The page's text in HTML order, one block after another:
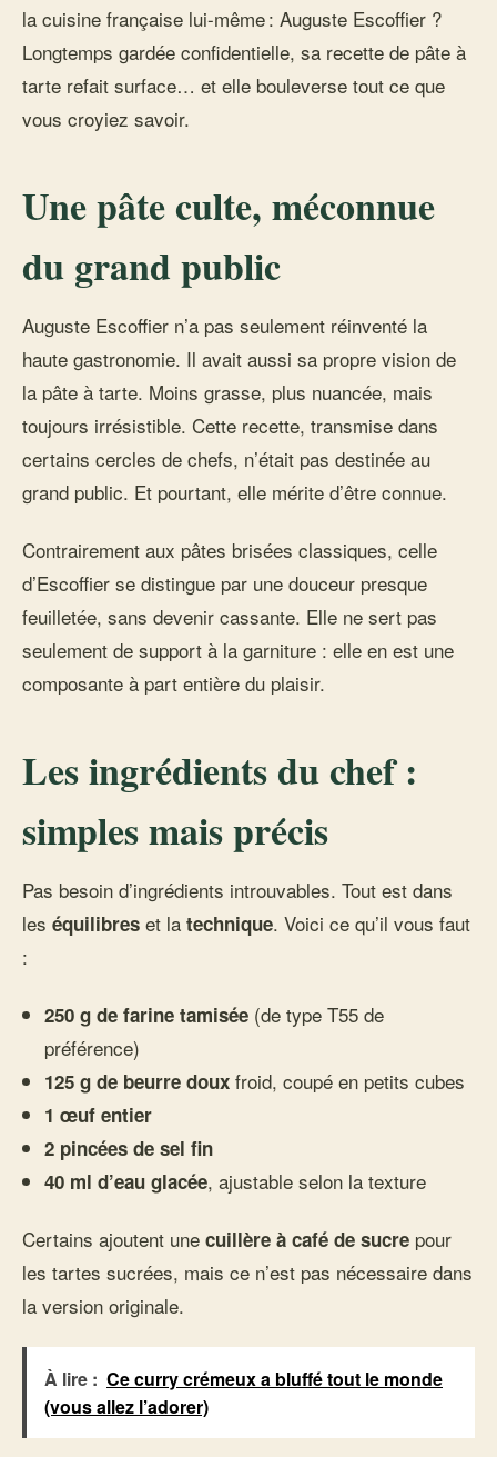
la cuisine française lui-même : Auguste Escoffier ?
Longtemps gardée confidentielle, sa recette de pâte à
tarte refait surface… et elle bouleverse tout ce que
vous croyiez savoir.
Une pâte culte, méconnue
du grand public
Auguste Escoffier n’a pas seulement réinventé la
haute gastronomie. Il avait aussi sa propre vision de
la pâte à tarte. Moins grasse, plus nuancée, mais
toujours irrésistible. Cette recette, transmise dans
certains cercles de chefs, n’était pas destinée au
grand public. Et pourtant, elle mérite d’être connue.
Contrairement aux pâtes brisées classiques, celle
d’Escoffier se distingue par une douceur presque
feuilletée, sans devenir cassante. Elle ne sert pas
seulement de support à la garniture : elle en est une
composante à part entière du plaisir.
Les ingrédients du chef :
simples mais précis
Pas besoin d’ingrédients introuvables. Tout est dans
les équilibres et la technique. Voici ce qu’il vous faut
:
250 g de farine tamisée (de type T55 de
préférence)
125 g de beurre doux froid, coupé en petits cubes
1 œuf entier
2 pincées de sel fin
40 ml d’eau glacée, ajustable selon la texture
Certains ajoutent une cuillère à café de sucre pour
les tartes sucrées, mais ce n’est pas nécessaire dans
la version originale.
À lire : Ce curry crémeux a bluffé tout le monde
(vous allez l’adorer)